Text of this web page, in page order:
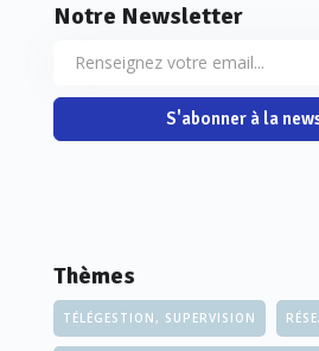
Notre Newsletter
S'abonner à la
Thèmes
TÉLÉGESTION, SUPERVISION